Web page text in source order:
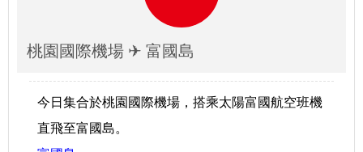
桃園國際機場 ✈ 富國島
今日集合於桃園國際機場，搭乘太陽富國航空班機
直飛至富國島。